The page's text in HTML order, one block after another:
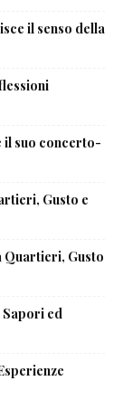
il senso della
il suo concerto-
Gusto e
Quartieri, Gusto
ed